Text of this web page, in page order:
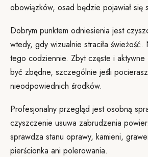
obowiązków, osad będzie pojawiał się
Dobrym punktem odniesienia jest
wtedy, gdy wizualnie straciła
tego codziennie. Zbyt częste i aktywne
być zbędne, szczególnie jeśli
nieodpowiednich środków.
Profesjonalny przegląd jest osobną
czyszczenie usuwa zabrudzenia
sprawdza stanu oprawy, kamieni,
pierścionka ani polerowania.